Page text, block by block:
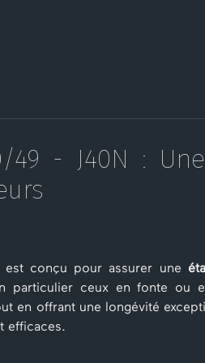
49 - J40N :
est conçu pour assurer une
particulier ceux en fonte ou
en offrant une longévité
efficaces.